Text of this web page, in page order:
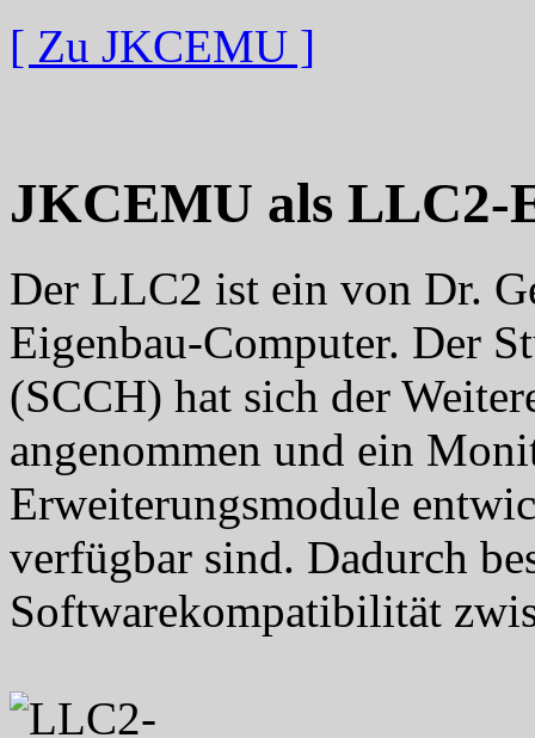
[ Zu JKCEMU ]
JKCEMU als LLC2-
Der LLC2 ist ein von Dr.
Eigenbau-Computer. Der
(SCCH) hat sich der
angenommen und ein
Erweiterungsmodule
verfügbar sind. Dadurch
Softwarekompatibilität